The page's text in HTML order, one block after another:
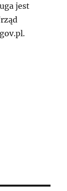
jest